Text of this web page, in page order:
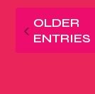
OLDER
ENTRIES